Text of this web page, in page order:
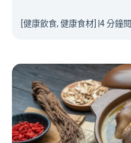
[健康飲食, 健康食材] 4 分鐘